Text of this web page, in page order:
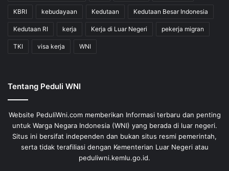
KBRI kebudayaan Kedutaan Kedutaan Besar Indonesia
Kedutaan RI kerja Kerja di Luar Negeri pekerja migran
TKI visa kerja WNI
Tentang Peduli WNI
Website PeduliWni.com memberikan Informasi terbaru dan penting
untuk Warga Negara Indonesia (WNI) yang berada di luar negeri.
Situs ini bersifat independen dan bukan situs resmi pemerintah,
serta tidak terafiliasi dengan Kementerian Luar Negeri atau
peduliwni.kemlu.go.id.